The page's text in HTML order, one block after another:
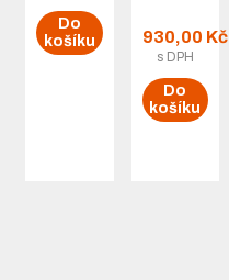
Do
košíku
930,00 Kč
s DPH
Do
košíku